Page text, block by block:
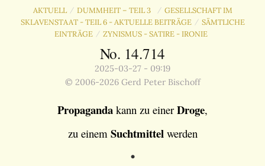
AKTUELL / DUMMHEIT – TEIL 3 / GESELLSCHAFT IM
SKLAVENSTAAT - TEIL 6 - AKTUELLE BEITRÄGE / SÄMTLICHE
EINTRÄGE / ZYNISMUS - SATIRE - IRONIE
No. 14.714
2025-03-27 - 09:19
© 2006-2026 Gerd Peter Bischoff
Propaganda kann zu einer Droge,
zu einem Suchtmittel werden
•